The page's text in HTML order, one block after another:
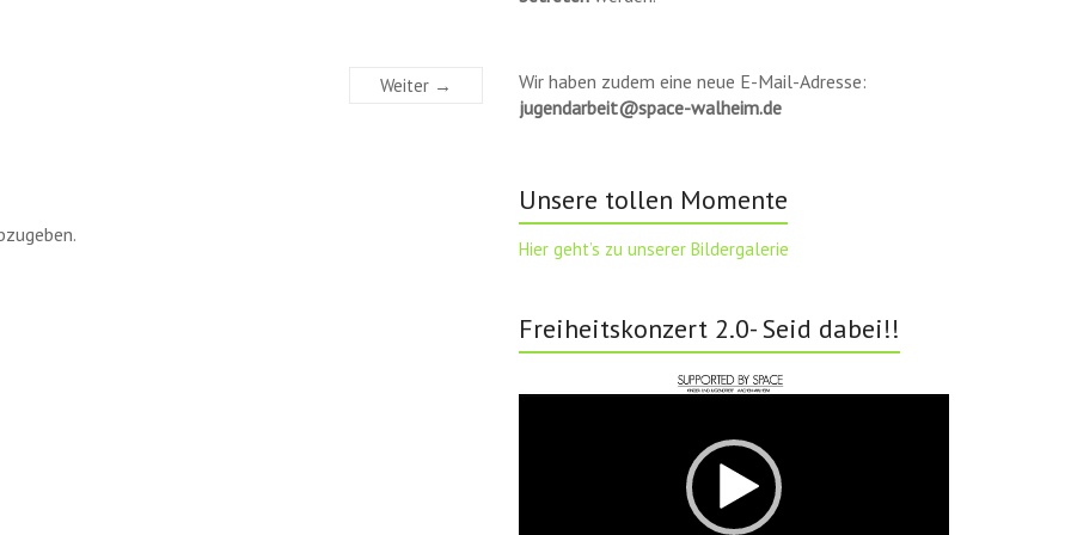
Weiter →
Wir haben zudem eine neue E-Mail-Adresse:
jugendarbeit@space-walheim.de
Unsere tollen Momente
Hier geht’s zu unserer Bildergalerie
Freiheitskonzert 2.0- Seid dabei!!
Player